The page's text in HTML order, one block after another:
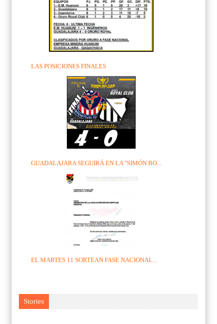
LAS POSICIONES FINALES
GUADALAJARA SEGUIRÁ EN LA "SIMÓN BO...
EL MARTES 11 SORTEAN FASE NACIONAL...
Stories